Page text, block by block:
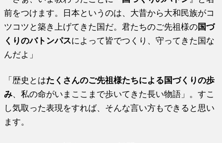
前をつけます。日本というのは、大昔から大和民族がコ
ツコツと築き上げてきた国だ。君たちのご先祖様の国づ
くりのバトンパスによって皆でつくり、守ってきた国な
んだよ」
「歴史とはたくさんのご先祖様たちによる国づくりの歩
み、私の命がいまここまで歩いてきた長い物語」。すこ
し気取った表現をすれば、そんな言い方もできると思い
ます。